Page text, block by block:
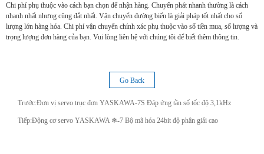
Chi phí phụ thuộc vào cách bạn chọn để nhận hàng. Chuyển phát nhanh thường là cách
nhanh nhất nhưng cũng đắt nhất. Vận chuyển đường biển là giải pháp tốt nhất cho số
lượng lớn hàng hóa. Chi phí vận chuyển chính xác phụ thuộc vào số tiền mua, số lượng và
trọng lượng đơn hàng của bạn. Vui lòng liên hệ với chúng tôi để biết thêm thông tin.
Go Back
Trước:Đơn vị servo trục đơn YASKAWA-7S Đáp ứng tần số tốc độ 3,1kHz
Tiếp:Động cơ servo YASKAWA ❄-7 Bộ mã hóa 24bit độ phân giải cao